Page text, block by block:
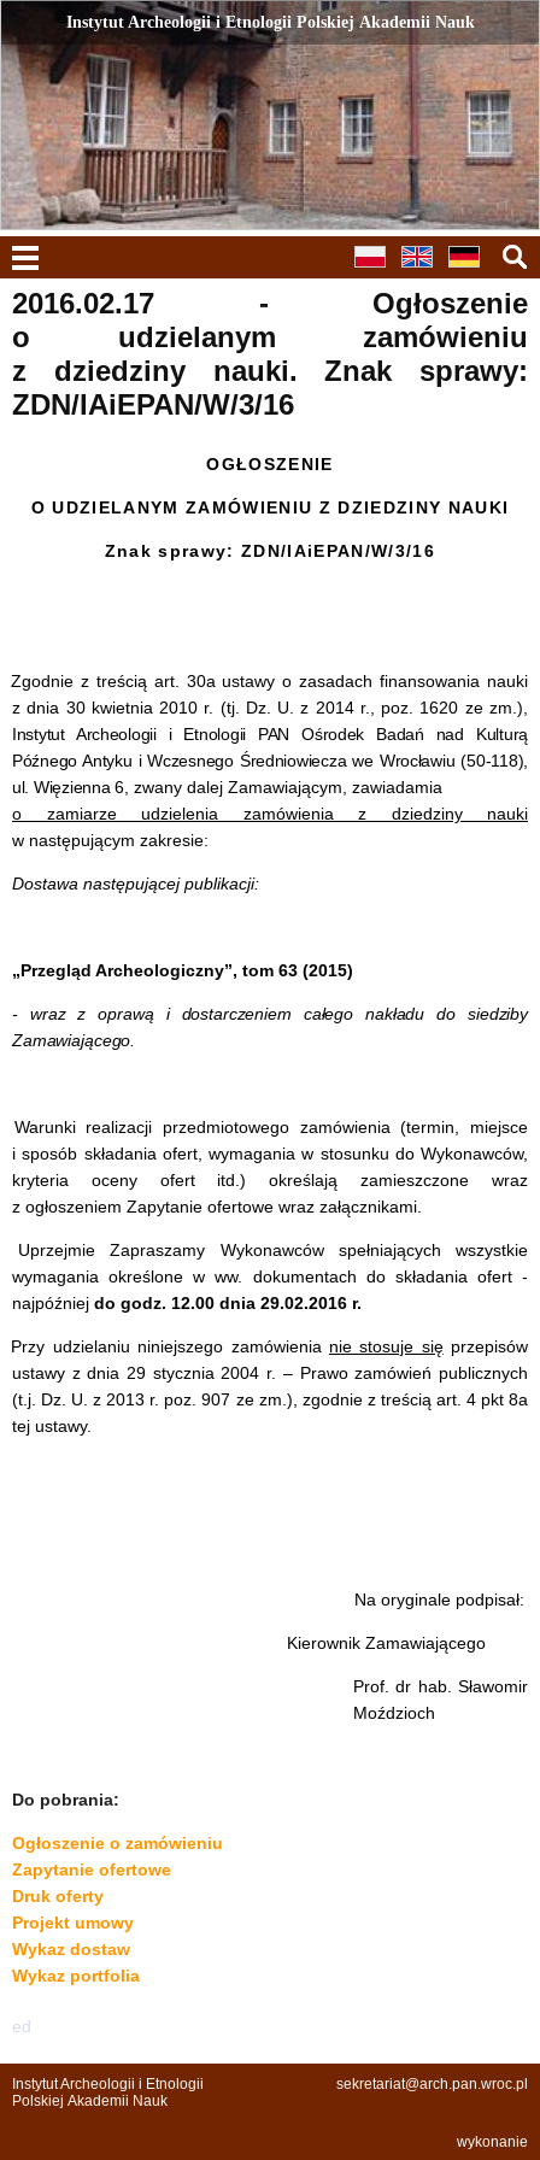
2016.02.17 - Ogłoszenie
o udzielanym zamówieniu
z dziedziny nauki. Znak sprawy:
ZDN/IAiEPAN/W/3/16
OGŁOSZENIE
O UDZIELANYM ZAMÓWIENIU Z DZIEDZINY NAUKI
Znak sprawy: ZDN/IAiEPAN/W/3/16
Zgodnie z treścią art. 30a ustawy o zasadach finansowania nauki
z dnia 30 kwietnia 2010 r. (tj. Dz. U. z 2014 r., poz. 1620 ze zm.),
Instytut Archeologii i Etnologii PAN Ośrodek Badań nad Kulturą
Późnego Antyku i Wczesnego Średniowiecza we Wrocławiu (50-118),
ul. Więzienna 6 , zwany dalej Zamawiającym, zawiadamia
o zamiarze udzielenia zamówienia z dziedziny nauki
w następującym zakresie:
Dostawa następującej publikacji:
„Przegląd Archeologiczny”, tom 63 (2015)
- wraz z oprawą i dostarczeniem całego nakładu do siedziby
Zamawiającego.
Warunki realizacji przedmiotowego zamówienia (termin, miejsce
i sposób składania ofert, wymagania w stosunku do Wykonawców,
kryteria oceny ofert itd.) określają zamieszczone wraz
z ogłoszeniem Zapytanie ofertowe wraz załącznikami.
Uprzejmie Zapraszamy Wykonawców spełniających wszystkie
wymagania określone w ww. dokumentach do składania ofert -
najpóźniej do godz. 12.00 dnia 29.02.2016 r.
Przy udzielaniu niniejszego zamówienia nie stosuje sięprzepisów
ustawy z dnia 29 stycznia 2004 r. – Prawo zamówień publicznych
(t.j. Dz. U. z 2013 r. poz. 907 ze zm.), zgodnie z treścią art. 4 pkt 8a
tej ustawy.
Na oryginale podpisał:
Kierownik Zamawiającego
Prof. dr hab. Sławomir
Moździoch
Do pobrania:
Ogłoszenie o zamówieniu
Zapytanie ofertowe
Druk oferty
Projekt umowy
Wykaz dostaw
Wykaz portfolia
ed
Instytut Archeologii i Etnologii Polskiej Akademii Nauk
Instytut Archeologii i Etnologii Polskiej Akademii Nauk
Instytut Archeologii i Etnologii
Polskiej Akademii Nauk
sekretariat@arch.pan.wroc.pl
wykonanie